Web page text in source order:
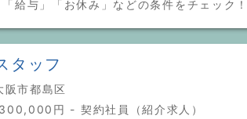
給与」「お休み」などの条件をチェック！
タッフ
市都島区
円 - 契約社員（紹介求人）